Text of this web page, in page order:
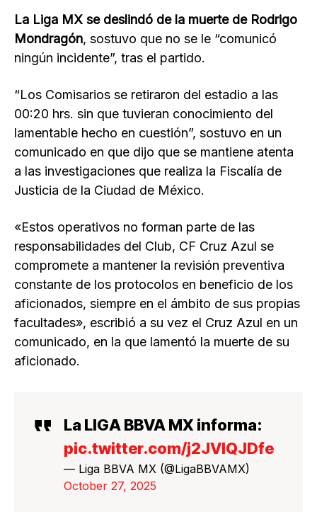
La Liga MX se deslindó de la muerte de Rodrigo
Mondragón, sostuvo que no se le “comunicó
ningún incidente”, tras el partido.
“Los Comisarios se retiraron del estadio a las
00:20 hrs. sin que tuvieran conocimiento del
lamentable hecho en cuestión”, sostuvo en un
comunicado en que dijo que se mantiene atenta
a las investigaciones que realiza la Fiscalía de
Justicia de la Ciudad de México.
«Estos operativos no forman parte de las
responsabilidades del Club, CF Cruz Azul se
compromete a mantener la revisión preventiva
constante de los protocolos en beneficio de los
aficionados, siempre en el ámbito de sus propias
facultades», escribió a su vez el Cruz Azul en un
comunicado, en la que lamentó la muerte de su
aficionado.
La LIGA BBVA MX informa:
pic.twitter.com/j2JVIQJDfe
— Liga BBVA MX (@LigaBBVAMX)
October 27, 2025